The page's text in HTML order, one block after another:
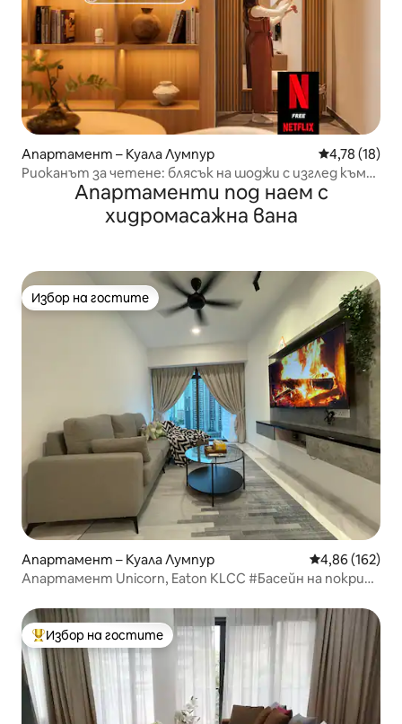
Апартамент – Куала Лумпур Средна
4,78 (18)
Риоканът за четене: блясък на шоджи с изглед към
Апартаменти под наем с
хидромасажна вана
Избор на гостите
Избор на гостите
Апартамент – Куала Лумпур Средна
4,86 (162)
Апартамент Unicorn, Eaton KLCC #Басейн на покрива
Най-популярен избор на гостите
Избор на гостите